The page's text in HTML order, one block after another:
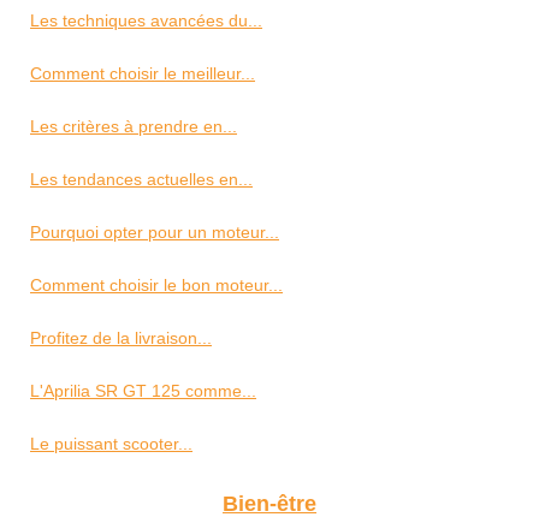
Les techniques avancées du...
Comment choisir le meilleur...
Les critères à prendre en...
Les tendances actuelles en...
Pourquoi opter pour un moteur...
Comment choisir le bon moteur...
Profitez de la livraison...
L'Aprilia SR GT 125 comme...
Le puissant scooter...
Bien-être